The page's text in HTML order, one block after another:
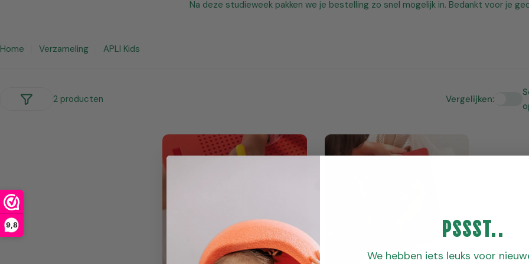
9,8
Na deze studieweek pakken we je bestelling zo snel mogelijk in. Bedankt voor je
Home Verzameling APLI Kids
2 producten Vergelijken:
Pssst..
We hebben iets leuks voor